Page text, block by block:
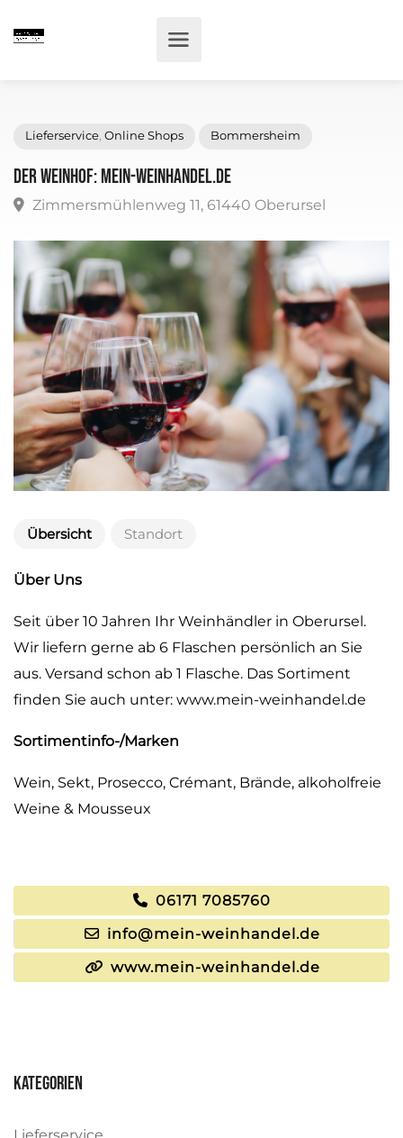
Der Weinhof: mein-weinhandel.de
Übersicht Standort
Über Uns
Seit über 10 Jahren Ihr Weinhändler in Oberursel.
Wir liefern gerne ab 6 Flaschen persönlich an Sie
aus. Versand schon ab 1 Flasche. Das Sortiment
finden Sie auch unter: www.mein-weinhandel.de
Sortimentinfo-/Marken
Wein, Sekt, Prosecco, Crémant, Brände, alkoholfreie
Weine & Mousseux
06171 7085760
info@mein-weinhandel.de
www.mein-weinhandel.de
Kategorien